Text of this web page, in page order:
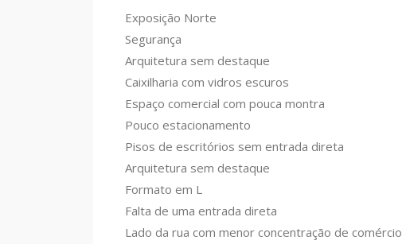
Exposição Norte
Segurança
Arquitetura sem destaque
Caixilharia com vidros escuros
Espaço comercial com pouca montra
Pouco estacionamento
Pisos de escritórios sem entrada direta
Arquitetura sem destaque
Formato em L
Falta de uma entrada direta
Lado da rua com menor concentração de comércio